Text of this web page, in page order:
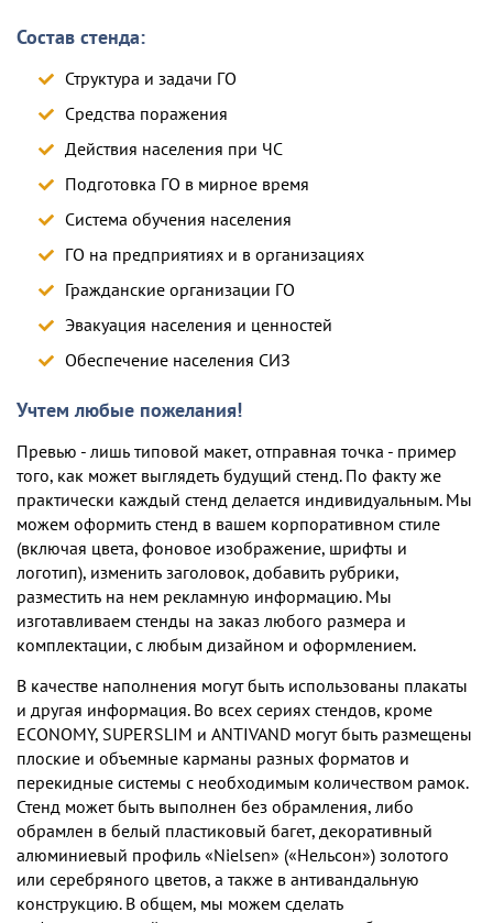
Состав стенда:
Структура и задачи ГО
Средства поражения
Действия населения при ЧС
Подготовка ГО в мирное время
Система обучения населения
ГО на предприятиях и в организациях
Гражданские организации ГО
Эвакуация населения и ценностей
Обеспечение населения СИЗ
Учтем любые пожелания!
Превью - лишь типовой макет, отправная точка - пример
того, как может выглядеть будущий стенд. По факту же
практически каждый стенд делается индивидуальным. Мы
можем оформить стенд в вашем корпоративном стиле
(включая цвета, фоновое изображение, шрифты и
логотип), изменить заголовок, добавить рубрики,
разместить на нем рекламную информацию. Мы
изготавливаем стенды на заказ любого размера и
комплектации, c любым дизайном и оформлением.
В качестве наполнения могут быть использованы плакаты
и другая информация. Во всех сериях стендов, кроме
ECONOMY, SUPERSLIM и ANTIVAND могут быть размещены
плоские и объемные карманы разных форматов и
перекидные системы с необходимым количеством рамок.
Стенд может быть выполнен без обрамления, либо
обрамлен в белый пластиковый багет, декоративный
алюминиевый профиль «Nielsen» («Нельсон») золотого
или серебряного цветов, а также в антивандальную
конструкцию. В общем, мы можем сделать